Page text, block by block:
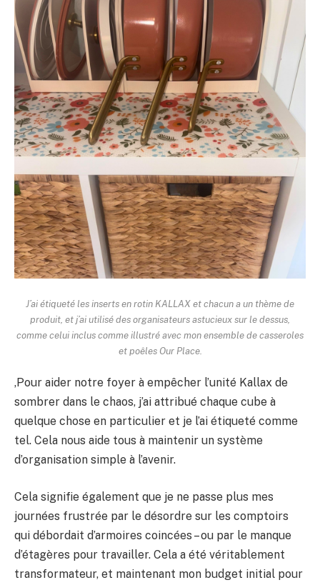
J’ai étiqueté les inserts en rotin KALLAX et chacun a un thème de
produit, et j’ai utilisé des organisateurs astucieux sur le dessus,
comme celui inclus comme illustré avec mon ensemble de casseroles
et poêles Our Place.
,Pour aider notre foyer à empêcher l’unité Kallax de
sombrer dans le chaos, j’ai attribué chaque cube à
quelque chose en particulier et je l’ai étiqueté comme
tel. Cela nous aide tous à maintenir un système
d’organisation simple à l’avenir.
Cela signifie également que je ne passe plus mes
journées frustrée par le désordre sur les comptoirs
qui débordait d’armoires coincées – ou par le manque
d’étagères pour travailler. Cela a été véritablement
transformateur, et maintenant mon budget initial pour